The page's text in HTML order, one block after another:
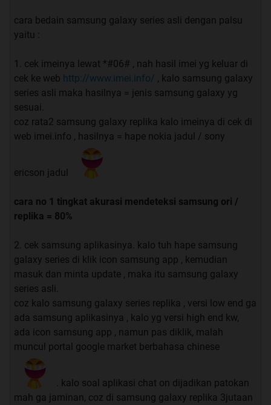
cara bedain samsung galaxy series asli dengan palsu
yaitu :
1. cek imeinya lewat *#06# , nah hasil imei yg keluar di
cek ke web http://www.imei.info/ , kalo samsung galaxy
series asli maka hasilnya = jenis samsung galaxy yg
sesuai.
coz rata2 samsung galaxy replika kalo imeinya di cek di
web imei.info , hasilnya = hape nokia jadul / sony
ericson jadul
cara no 1 tingkat akurasi mendeteksi samsung ori /
replika = 80%
2. cek samsung aplikasinya. kalo tuh hape samsung
galaxy series di klik icon samsung app , kemudian
masuk dan minta update , maka itu samsung galaxy
series asli.
coz kalo samsung galaxy series replika , versi low end ga
ada samsung aplikasinya , kalo yg versi high end kw,
ada icon samsung app , namun pas diklik, malah
muncul portal google market berbahasa chinese
. kalo soal aplikasi chat on dijadikan patokan
mah ga jaminan, coz di samsung galaxy replika 3jutaan